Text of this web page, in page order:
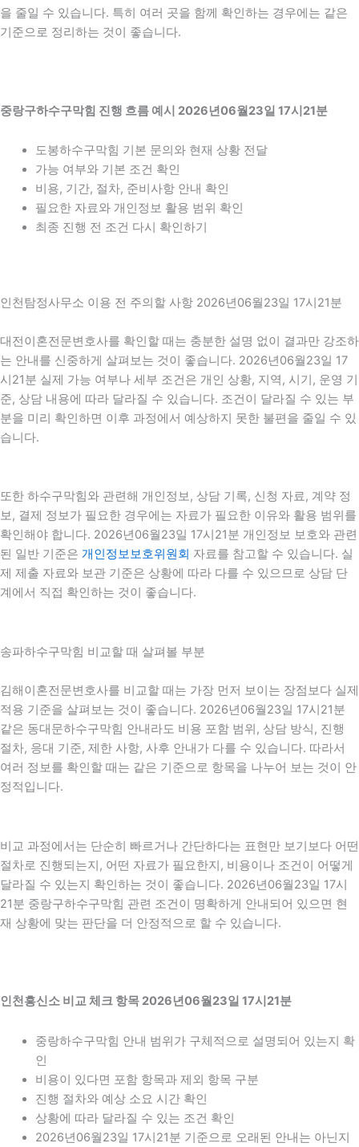
을 줄일 수 있습니다. 특히 여러 곳을 함께 확인하는 경우에는 같은
기준으로 정리하는 것이 좋습니다.
중랑구하수구막힘 진행 흐름 예시 2026년06월23일 17시21분
도봉하수구막힘 기본 문의와 현재 상황 전달
가능 여부와 기본 조건 확인
비용, 기간, 절차, 준비사항 안내 확인
필요한 자료와 개인정보 활용 범위 확인
최종 진행 전 조건 다시 확인하기
인천탐정사무소 이용 전 주의할 사항 2026년06월23일 17시21분
대전이혼전문변호사를 확인할 때는 충분한 설명 없이 결과만 강조하
는 안내를 신중하게 살펴보는 것이 좋습니다. 2026년06월23일 17
시21분 실제 가능 여부나 세부 조건은 개인 상황, 지역, 시기, 운영 기
준, 상담 내용에 따라 달라질 수 있습니다. 조건이 달라질 수 있는 부
분을 미리 확인하면 이후 과정에서 예상하지 못한 불편을 줄일 수 있
습니다.
또한 하수구막힘와 관련해 개인정보, 상담 기록, 신청 자료, 계약 정
보, 결제 정보가 필요한 경우에는 자료가 필요한 이유와 활용 범위를
확인해야 합니다. 2026년06월23일 17시21분 개인정보 보호와 관련
된 일반 기준은 개인정보보호위원회 자료를 참고할 수 있습니다. 실
제 제출 자료와 보관 기준은 상황에 따라 다를 수 있으므로 상담 단
계에서 직접 확인하는 것이 좋습니다.
송파하수구막힘 비교할 때 살펴볼 부분
김해이혼전문변호사를 비교할 때는 가장 먼저 보이는 장점보다 실제
적용 기준을 살펴보는 것이 좋습니다. 2026년06월23일 17시21분
같은 동대문하수구막힘 안내라도 비용 포함 범위, 상담 방식, 진행
절차, 응대 기준, 제한 사항, 사후 안내가 다를 수 있습니다. 따라서
여러 정보를 확인할 때는 같은 기준으로 항목을 나누어 보는 것이 안
정적입니다.
비교 과정에서는 단순히 빠르거나 간단하다는 표현만 보기보다 어떤
절차로 진행되는지, 어떤 자료가 필요한지, 비용이나 조건이 어떻게
달라질 수 있는지 확인하는 것이 좋습니다. 2026년06월23일 17시
21분 중랑구하수구막힘 관련 조건이 명확하게 안내되어 있으면 현
재 상황에 맞는 판단을 더 안정적으로 할 수 있습니다.
인천흥신소 비교 체크 항목 2026년06월23일 17시21분
중랑하수구막힘 안내 범위가 구체적으로 설명되어 있는지 확
인
비용이 있다면 포함 항목과 제외 항목 구분
진행 절차와 예상 소요 시간 확인
상황에 따라 달라질 수 있는 조건 확인
2026년06월23일 17시21분 기준으로 오래된 안내는 아닌지